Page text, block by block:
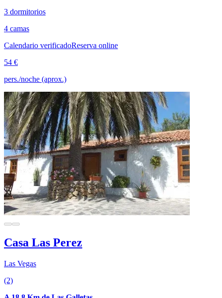
3 dormitorios
4 camas
Calendario verificadoReserva online
54 €
pers./noche (aprox.)
Casa Las Perez
Las Vegas
(2)